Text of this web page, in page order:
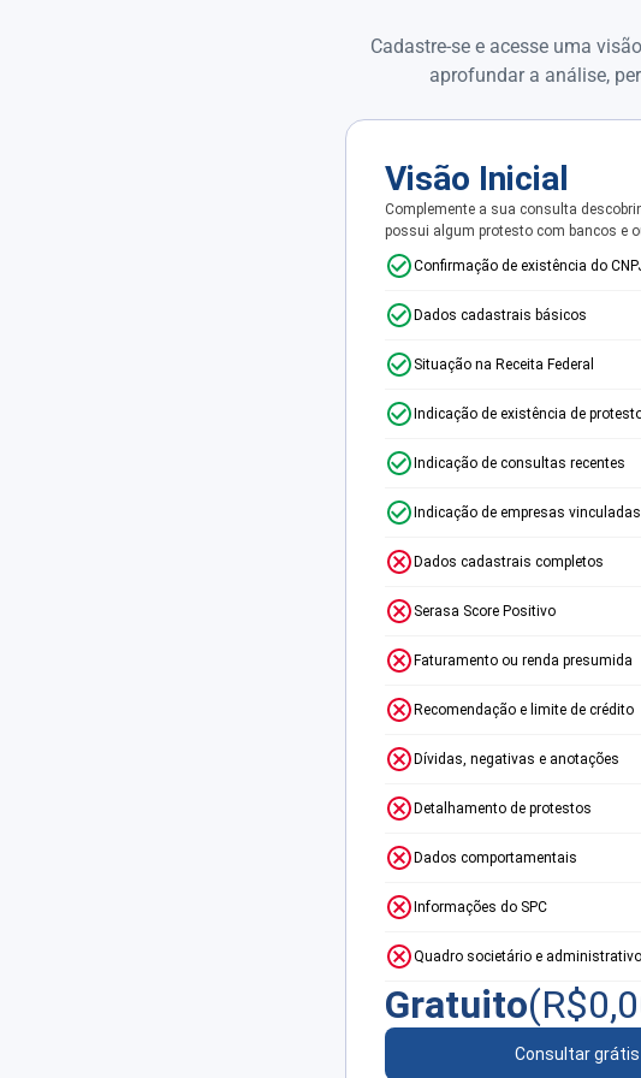
Cadastre-se e acesse uma
aprofundar a análise,
Visão Inicial
Complemente a sua consulta
possui algum protesto com bancos e
Confirmação de existência do
Dados cadastrais básicos
Situação na Receita Federal
Indicação de existência de
Indicação de consultas recentes
Indicação de empresas vinculadas
Dados cadastrais completos
Serasa Score Positivo
Faturamento ou renda presumida
Recomendação e limite de crédito
Dívidas, negativas e anotações
Detalhamento de protestos
Dados comportamentais
Informações do SPC
Quadro societário e administrativo
Gratuito(R$
Consultar grátis